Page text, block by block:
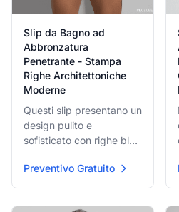
Slip da Bagno ad
Abbronzatura
Penetrante - Stampa
Righe Architettoniche
Moderne
Questi slip presentano un
design pulito e
sofisticato con righe blu,
intersecano. Il motivo
suggerisce un disegno
Preventivo Gratuito